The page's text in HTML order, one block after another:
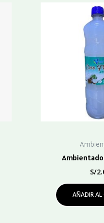
S/
AÑADIR AL